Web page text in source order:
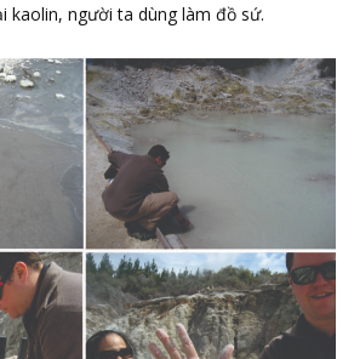
kaolin, người ta dùng làm đồ sứ.